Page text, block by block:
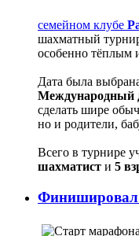
семейном клубе
шахматный
особенно тёплым
Дата была
Международный
сделать шире
но и родители,
Всего в турнире
шахматист и 5
Финишировал